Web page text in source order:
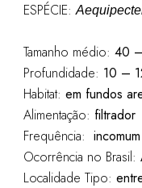
ESPÉCIE:
Tamanho médio: 40
Profundidade: 10 –
Habitat: em fundos
Alimentação: filtrador
Frequência: incomum
Ocorrência no Brasil:
Localidade Tipo: